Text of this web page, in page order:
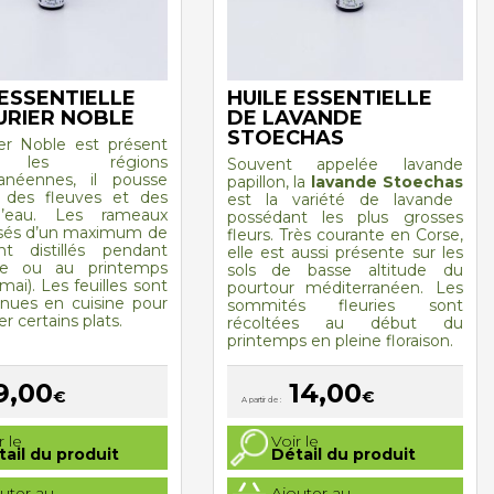
NOBLE
Noble est présent
les régions
il pousse
fleuves et des
Les rameaux
d’un maximum de
distillés pendant
ou au printemps
Les feuilles sont
en cuisine pour
certains plats.
€
le
du produit
HUILE ESSENTIELLE
DE LAVANDE
STOECHAS
Souvent appelée lavande
papillon, la lavande Stoechas
est la variété de lavande
possédant les plus grosses
fleurs. Très courante en Corse,
elle est aussi présente sur les
sols de basse altitude du
pourtour méditerranéen. Les
sommités fleuries sont
récoltées au début du
printemps en pleine floraison.
A partir de : 14,00€
Voir le
Détail du produit
Ce
produit
a
plusieurs